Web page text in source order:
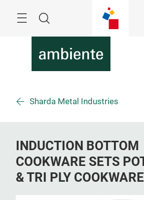
Suche
Sharda Metal Industries
INDUCTION BOTTOM
COOKWARE SETS
& TRI PLY COOKWARE